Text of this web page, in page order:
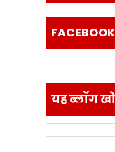
FACEBOOK
यह ब्लॉग